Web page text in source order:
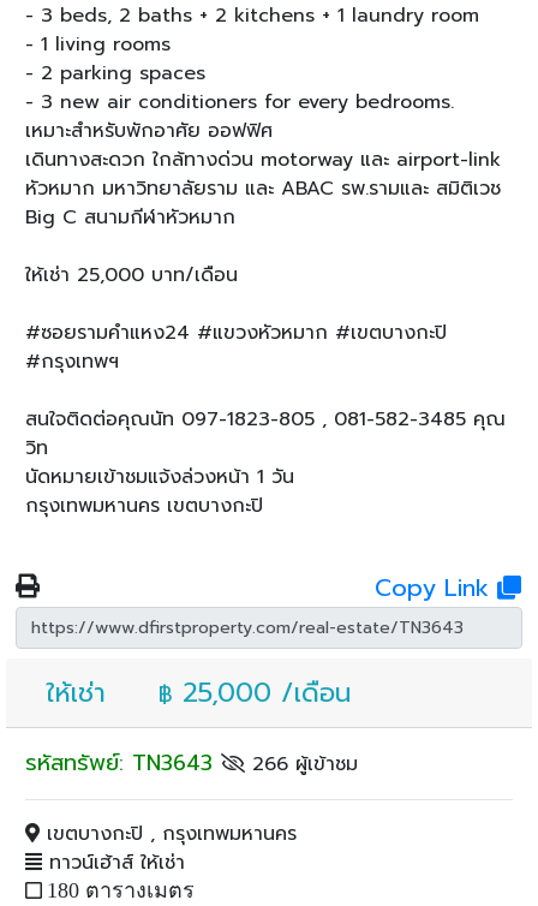
- 3 beds, 2 baths + 2 kitchens + 1 laundry room
- 1 living rooms
- 2 parking spaces
- 3 new air conditioners for every bedrooms.
เหมาะสำหรับพักอาศัย ออฟฟิศ
เดินทางสะดวก ใกล้ทางด่วน motorway และ airport-link
หัวหมาก มหาวิทยาลัยราม และ ABAC รพ.รามและ สมิติเวช
Big C สนามกีฬาหัวหมาก
ให้เช่า 25,000 บาท/เดือน
#ซอยรามคำแหง24 #แขวงหัวหมาก #เขตบางกะปิ
#กรุงเทพฯ
สนใจติดต่อคุณนัท 097-1823-805 , 081-582-3485 คุณ
วิท
นัดหมายเข้าชมแจ้งล่วงหน้า 1 วัน
กรุงเทพมหานคร เขตบางกะปิ
Copy Link
ให้เช่า ฿ 25,000 /เดือน
รหัสทรัพย์: TN3643 266 ผู้เข้าชม
เขตบางกะปิ , กรุงเทพมหานคร
ทาวน์เฮ้าส์ ให้เช่า
180 ตารางเมตร